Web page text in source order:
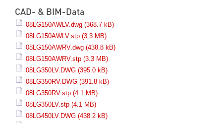
CAD- & BIM-Data
08LG150AWLV.dwg (368.7 kB)
08LG150AWLV.stp (3.3 MB)
08LG150AWRV.dwg (438.8 kB)
08LG150AWRV.stp (3.3 MB)
08LG350LV.DWG (395.0 kB)
08LG350RV.DWG (391.8 kB)
08LG350RV.stp (4.1 MB)
08LG350LV.stp (4.1 MB)
08LG450LV.DWG (438.2 kB)